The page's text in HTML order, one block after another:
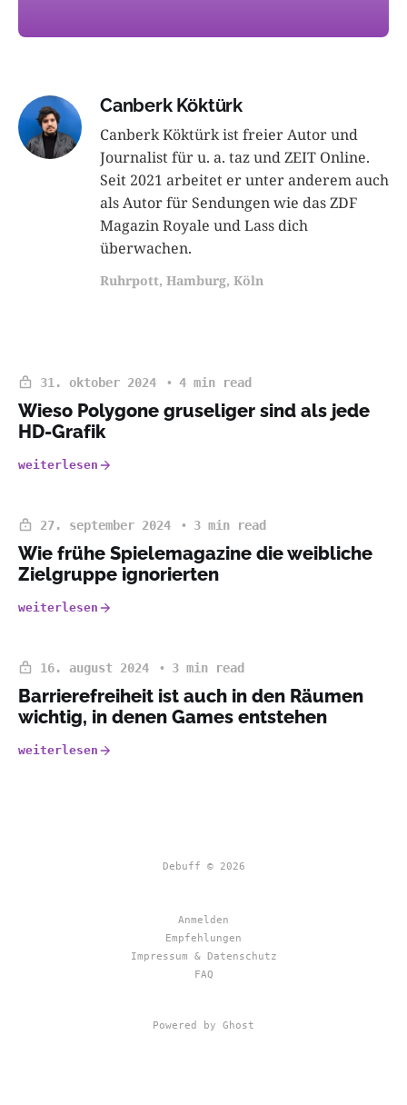
Canberk Köktürk
Canberk Köktürk ist freier Autor und
Journalist für u. a. taz und ZEIT Online.
Seit 2021 arbeitet er unter anderem auch
als Autor für Sendungen wie das ZDF
Magazin Royale und Lass dich
überwachen.
Ruhrpott, Hamburg, Köln
31. oktober 2024 4 min read
Wieso Polygone gruseliger sind als jede
HD-Grafik
weiterlesen
27. september 2024 3 min read
Wie frühe Spielemagazine die weibliche
Zielgruppe ignorierten
weiterlesen
16. august 2024 3 min read
Barrierefreiheit ist auch in den Räumen
wichtig, in denen Games entstehen
weiterlesen
Debuff © 2026
Anmelden
Empfehlungen
Impressum & Datenschutz
FAQ
Powered by Ghost